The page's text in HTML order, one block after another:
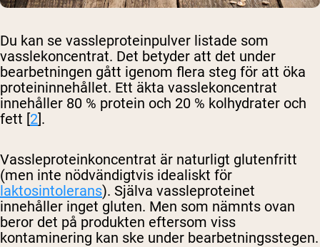
Du kan se vassleproteinpulver listade som
vasslekoncentrat. Det betyder att det under
bearbetningen gått igenom flera steg för att öka
proteininnehållet. Ett äkta vasslekoncentrat
innehåller 80 % protein och 20 % kolhydrater och
fett [2].
Vassleproteinkoncentrat är naturligt glutenfritt
(men inte nödvändigtvis idealiskt för
laktosintolerans). Själva vassleproteinet
innehåller inget gluten. Men som nämnts ovan
beror det på produkten eftersom viss
kontaminering kan ske under bearbetningsstegen.